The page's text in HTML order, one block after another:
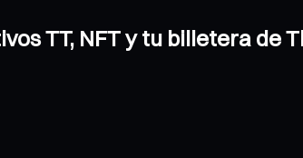
TT, NFT y tu billetera de